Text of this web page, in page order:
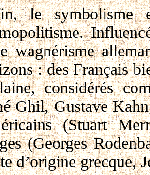
le symbolisme
wagnérisme
: des Français
considérés
Ghil, Gustave
(Stuart
(Georges
d’origine grecque,